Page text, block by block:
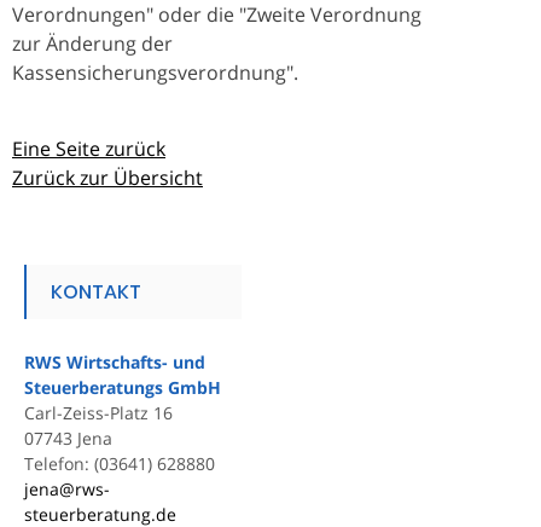
Verordnungen" oder die "Zweite Verordnung
zur Änderung der
Kassensicherungsverordnung".
Eine Seite zurück
Zurück zur Übersicht
KONTAKT
RWS Wirtschafts- und
Steuerberatungs GmbH
Carl-Zeiss-Platz 16
07743 Jena
Telefon: (03641) 628880
jena@rws-
steuerberatung.de